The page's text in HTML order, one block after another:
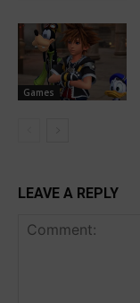
Games
LEAVE A REPLY